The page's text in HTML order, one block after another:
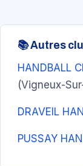
📚 Autres
HANDBALL
(Vigneux-
DRAVEIL
PUSSAY